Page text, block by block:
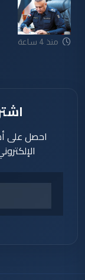
منذ 4 ساعة
احصل على